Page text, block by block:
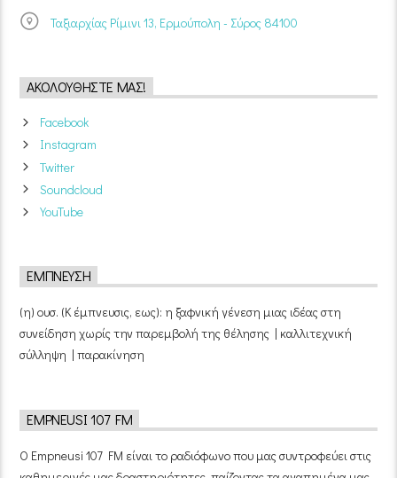
Ταξιαρχίας Ρίμινι 13, Ερμούπολη - Σύρος 84100
ΑΚΟΛΟΥΘΉΣΤΕ ΜΑΣ!
Facebook
Instagram
Twitter
Soundcloud
YouTube
ΈΜΠΝΕΥΣΗ
(η) ουσ. (Κ έμπνευσις, εως): η ξαφνική γένεση μιας ιδέας στη
συνείδηση χωρίς την παρεμβολή της θέλησης | καλλιτεχνική
σύλληψη | παρακίνηση
EMPNEUSI 107 FM
Ο Empneusi 107 FM είναι το ραδιόφωνο που μας συντροφεύει στις